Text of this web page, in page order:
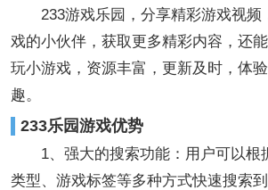
233游戏乐园，分享精彩游戏视频
戏的小伙伴，获取更多精彩内容，还
玩小游戏，资源丰富，更新及时，体
趣。
233乐园游戏优势
1、强大的搜索功能：用户可以根
类型、游戏标签等多种方式快速搜索